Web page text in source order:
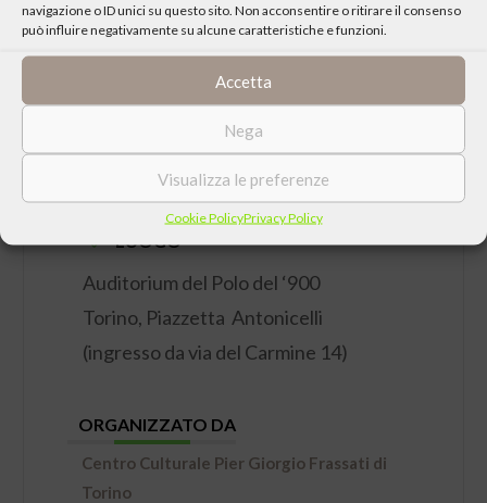
navigazione o ID unici su questo sito. Non acconsentire o ritirare il consenso
può influire negativamente su alcune caratteristiche e funzioni.
Accetta
Nega
Visualizza le preferenze
Cookie PolicyPrivacy Policy
DATA
Lunedì 17 Febbraio 2025 ore 21:15
LUOGO
Auditorium del Polo del ‘900
Torino, Piazzetta Antonicelli
(ingresso da via del Carmine 14)
ORGANIZZATO DA
Centro Culturale Pier Giorgio Frassati di
Torino